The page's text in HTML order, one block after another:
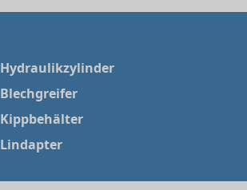
Hydraulikzylinder
Blechgreifer
Kippbehälter
Lindapter